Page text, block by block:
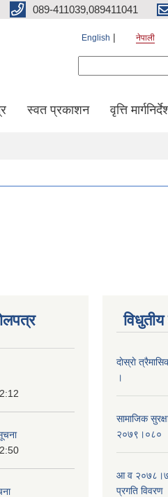
089-411039,089411041
English नेपाली
स्वत प्रकाशन वृत्ति
दाेस्राे
।
सामाजिक
२०७९।०८०
आ व २०७८।७९
प्रगति विवरण